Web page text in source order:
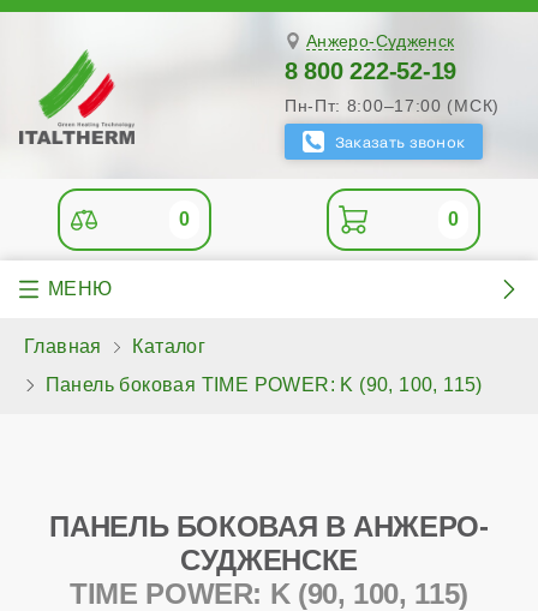
Анжеро-Судженск
8 800 222-52-19
Пн-Пт: 8:00–17:00 (МСК)
0 0
Главная
Каталог
Панель боковая TIME POWER: K (90, 100, 115)
ПАНЕЛЬ БОКОВАЯ В АНЖЕРО-
СУДЖЕНСКЕ
TIME POWER: K (90, 100, 115)